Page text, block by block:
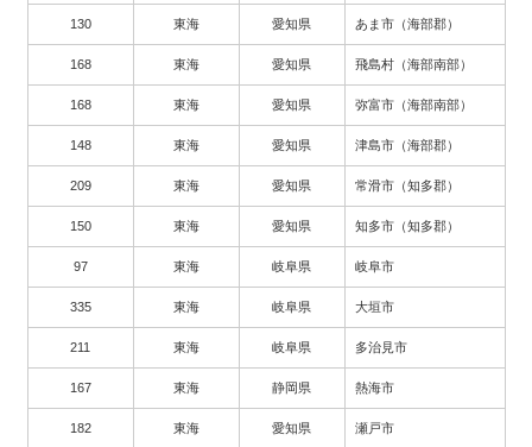
130 東海 愛知県 あま市（海部郡）
168 東海 愛知県 飛島村（海部南部）
168 東海 愛知県 弥富市（海部南部）
148 東海 愛知県 津島市（海部郡）
209 東海 愛知県 常滑市（知多郡）
150 東海 愛知県 知多市（知多郡）
97 東海 岐阜県 岐阜市
335 東海 岐阜県 大垣市
211 東海 岐阜県 多治見市
167 東海 静岡県 熱海市
182 東海 愛知県 瀬戸市